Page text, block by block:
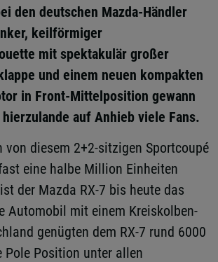
den deutschen Mazda-Händler
keilförmiger
mit spektakulär großer
und einem neuen kompakten
in Front-Mittelposition gewann
hierzulande auf Anhieb viele Fans.
von diesem 2+2-sitzigen Sportcoupé
eine halbe Million Einheiten
der Mazda RX-7 bis heute das
Automobil mit einem Kreiskolben-
genügten dem RX-7 rund 6000
Pole Position unter allen